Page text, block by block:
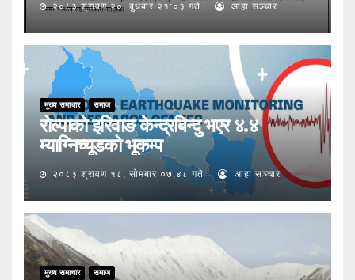
२०८३ श्रावण २०, बुधबार २१:०३ गते आहा सञ्चार
मुख्य समाचार समाज
रोल्पाको इरिवाङ केन्द्रबिन्दु भएर ४.४
म्याग्निच्यूडको भूकम्प
२०८३ श्रावण १८, सोमबार ०७:४८ गते आहा सञ्चार
मुख्य समाचार समाज